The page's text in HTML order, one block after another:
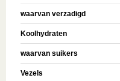
waarvan verzadigd
Koolhydraten
waarvan suikers
Vezels